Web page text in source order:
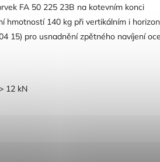
FA 50 225 23B na kotevním konci
hmotností 140 kg při vertikálním i
15) pro usnadnění zpětného navíjení
12 kN